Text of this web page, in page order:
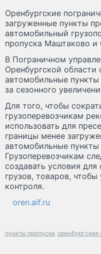
Оренбургские
загруженные пункты
автомобильный
пропуска Маштаково и
В Пограничном
Оренбургской области
автомобильные
за сезонного
Для того, чтобы
грузоперевозчикам
использовать для
границы менее
автомобильные
Грузоперевозчикам
создавать условия
грузов, товаров,
контроля.
oren.aif.ru
пункты пропуска оренбургская